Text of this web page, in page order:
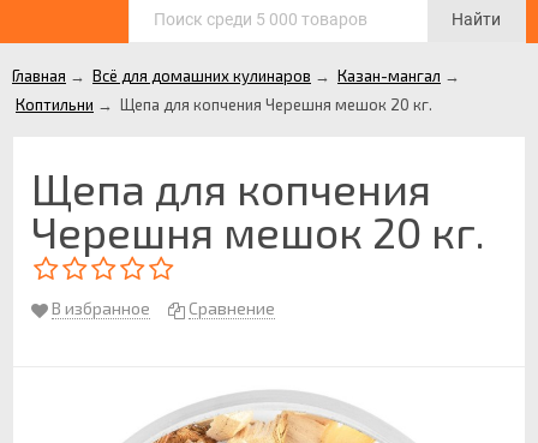
Найти
Главная → Всё для домашних кулинаров → Казан-мангал →
Коптильни → Щепа для копчения Черешня мешок 20 кг.
Щепа для копчения
Черешня мешок 20 кг.
В избранное Сравнение